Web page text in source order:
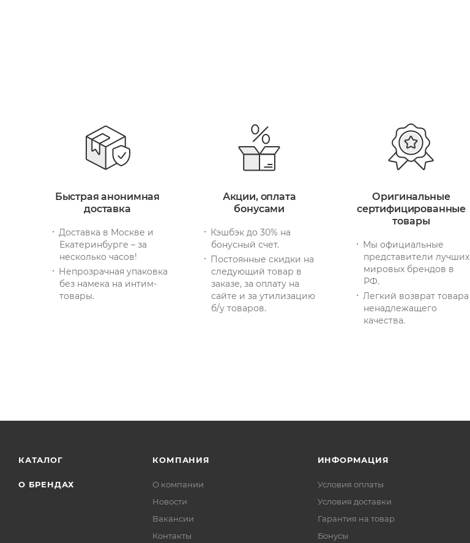
Быстрая анонимная
доставка
Доставка в Москве и
Екатеринбурге – за
несколько часов!
Непрозрачная упаковка
без намека на интим-
товары.
Акции, оплата
бонусами
Кэшбэк до 30% на
бонусный счет.
Постоянные скидки на
следующий товар в
заказе, за оплату на
сайте и за утилизацию
б/у товаров.
Оригинальные
сертифицированные
товары
Мы официальные
представители лучших
мировых брендов в
РФ.
Легкий возврат товара
ненадлежащего
качества.
КАТАЛОГ
О БРЕНДАХ
КОМПАНИЯ
О компании
Новости
Вакансии
Контакты
ИНФОРМАЦИЯ
Условия оплаты
Условия доставки
Гарантия на товар
Бонусы